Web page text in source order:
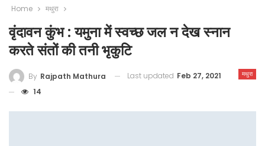
Home मथुरा
वृंदावन कुंभ : यमुना में स्वच्छ जल न देख स्नान
करते संतों की तनी भृकुटि
मथुरा
By Rajpath Mathura Last updated Feb 27, 2021
14